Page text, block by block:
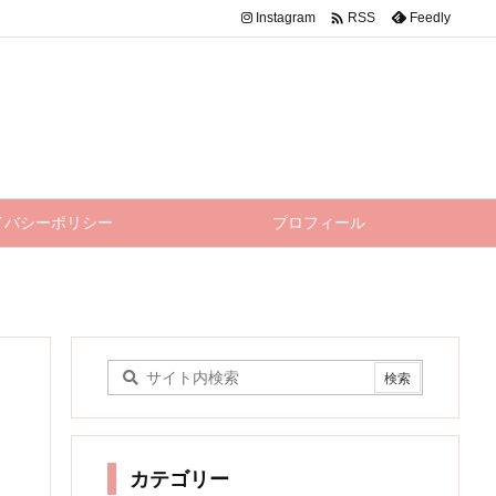
バシーポリシー プロフィール
Instagram  RSS Feedly
カテゴリー